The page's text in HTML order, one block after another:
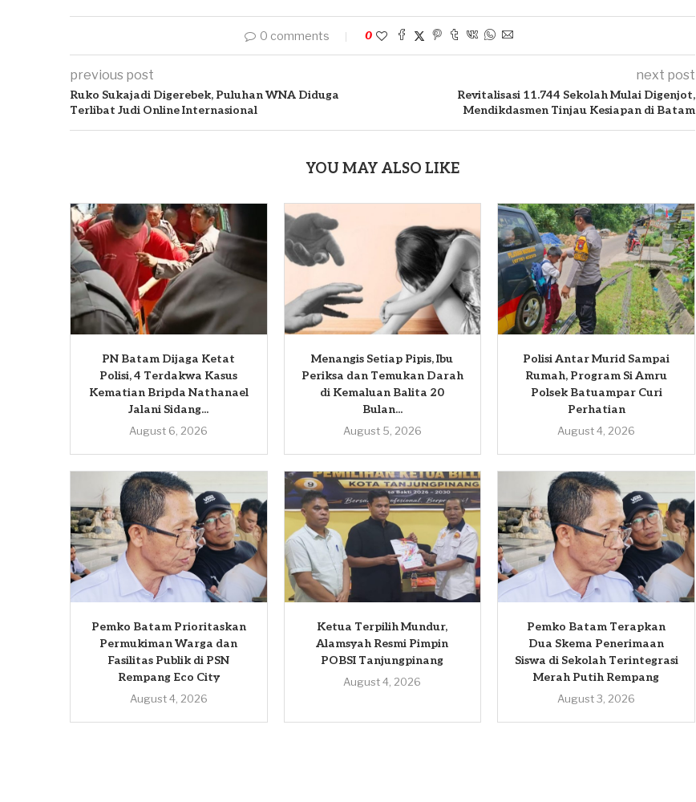
0 comments 0
previous post
Ruko Sukajadi Digerebek, Puluhan WNA Diduga
Terlibat Judi Online Internasional
next post
Revitalisasi 11.744 Sekolah Mulai Digenjot,
Mendikdasmen Tinjau Kesiapan di Batam
YOU MAY ALSO LIKE
PN Batam Dijaga Ketat
Polisi, 4 Terdakwa Kasus
Kematian Bripda Nathanael
Jalani Sidang...
August 6, 2026
Menangis Setiap Pipis, Ibu
Periksa dan Temukan Darah
di Kemaluan Balita 20
Bulan...
August 5, 2026
Polisi Antar Murid Sampai
Rumah, Program Si Amru
Polsek Batuampar Curi
Perhatian
August 4, 2026
Pemko Batam Prioritaskan
Permukiman Warga dan
Fasilitas Publik di PSN
Rempang Eco City
August 4, 2026
Ketua Terpilih Mundur,
Alamsyah Resmi Pimpin
POBSI Tanjungpinang
August 4, 2026
Pemko Batam Terapkan
Dua Skema Penerimaan
Siswa di Sekolah Terintegrasi
Merah Putih Rempang
August 3, 2026